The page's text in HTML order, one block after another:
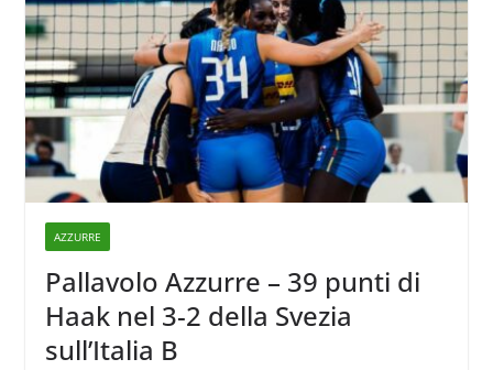
AZZURRE
Pallavolo Azzurre – 39 punti di
Haak nel 3-2 della Svezia
sull’Italia B